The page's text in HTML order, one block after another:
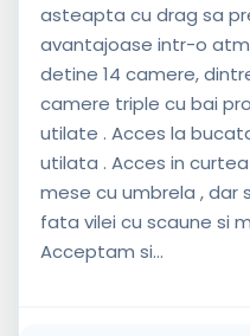
asteapta cu drag sa
avantajoase intr-o
detine 14 camere,
camere triple cu bai
utilate . Acces la
utilata . Acces in
mese cu umbrela , dar
fata vilei cu scaune si
Acceptam si...